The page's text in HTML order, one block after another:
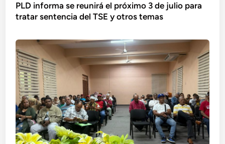
PLD informa se reunirá el próximo 3 de julio para
tratar sentencia del TSE y otros temas